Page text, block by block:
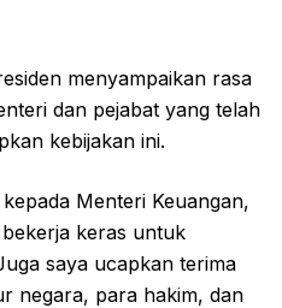
menyampaikan rasa
dan pejabat yang telah
kebijakan ini.
Menteri Keuangan,
keras untuk
saya ucapkan terima
negara, para hakim, dan